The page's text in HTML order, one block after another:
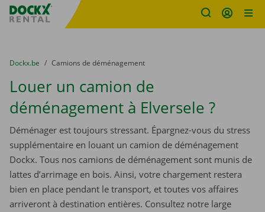
sitename
You are here:
du
Dockx.be to
Camions de déménagement
Louer un camion de
déménagement à Elversele ?
Déménager est toujours stressant. Épargnez-vous du stress
supplémentaire en louant un camion de déménagement
Dockx. Tous nos camions de déménagement sont munis de
lattes d’arrimage en bois. Ainsi, votre chargement restera
bien en place pendant le transport, et toutes vos affaires
arriveront à destination entières. Consultez notre large